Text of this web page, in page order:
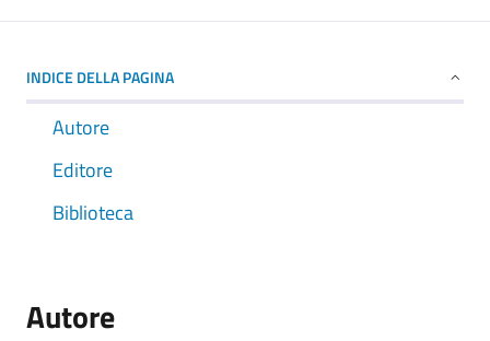
INDICE DELLA PAGINA
Autore
Editore
Biblioteca
Autore